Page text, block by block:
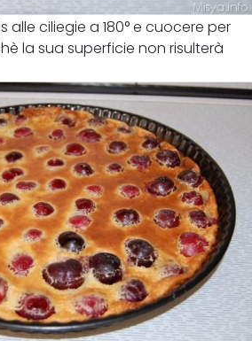
alle ciliegie a 180° e cuocere per
la sua superficie non risulterà